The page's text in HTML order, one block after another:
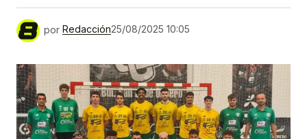
por Redacción25/08/2025 10:05